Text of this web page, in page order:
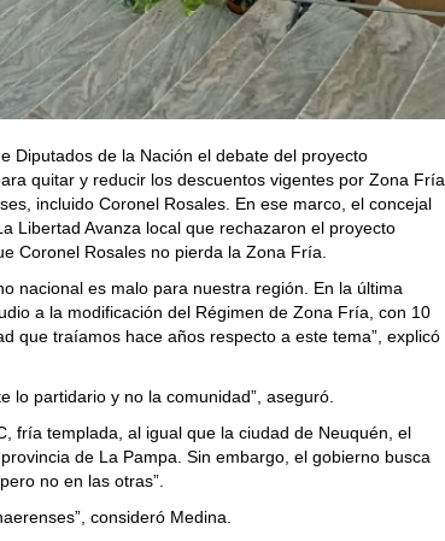
Diputados de la Nación el debate del proyecto
quitar y reducir los descuentos vigentes por Zona Fría
incluido Coronel Rosales. En ese marco, el concejal
Libertad Avanza local que rechazaron el proyecto
Coronel Rosales no pierda la Zona Fría.
nacional es malo para nuestra región. En la última
a la modificación del Régimen de Zona Fría, con 10
que traíamos hace años respecto a este tema”, explicó
lo partidario y no la comunidad”, aseguró.
fría templada, al igual que la ciudad de Neuquén, el
de La Pampa. Sin embargo, el gobierno busca
no en las otras”.
consideró Medina.